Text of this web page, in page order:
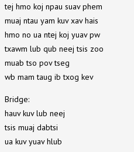
tej hmo koj npau suav phem
muaj ntau yam kuv xav hais
hmo no ua ntej koj yuav pw
txawm lub qub neej tsis zoo
muab tso pov tseg
wb mam taug ib txog kev
Bridge:
hauv kuv lub neej
tsis muaj dabtsi
ua kuv yuav hlub